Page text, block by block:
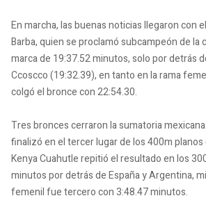
En marcha, las buenas noticias llegaron con
Barba, quien se proclamó subcampeón de la
marca de 19:37.52 minutos, solo por detrás
Ccoscco (19:32.39), en tanto en la rama
colgó el bronce con 22:54.30.
Tres bronces cerraron la sumatoria
finalizó en el tercer lugar de los 400m
Kenya Cuahutle repitió el resultado en los
minutos por detrás de España y Argentina,
femenil fue tercero con 3:48.47 minutos.